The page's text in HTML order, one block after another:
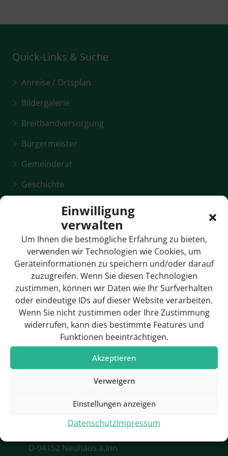
Einwilligung
verwalten
Um Ihnen die bestmögliche Erfahrung zu bieten,
verwenden wir Technologien wie Cookies, um
Geräteinformationen zu speichern und/oder darauf
zuzugreifen. Wenn Sie diesen Technologien
zustimmen, können wir Daten wie Ihr Surfverhalten
oder eindeutige IDs auf dieser Website verarbeiten.
Wenn Sie nicht zustimmen oder Ihre Zustimmung
widerrufen, kann dies bestimmte Features und
Funktionen beeinträchtigen.
Akzeptieren
Verweigern
Einstellungen anzeigen
DatenschutzImpressum
Quick-Links & Suche
Anreise / Ortsplan
Bildergalerie
Breitbandversorgung
Bürgermeister
Gemeinderat
Geschichte
Hotels & Pensionen
Rathaus / Ansprechpartner
Rathaus / Öffnungszeiten
Sehenswürdigkeiten
Städtebauförderung
Startseite / Home
Gemeinde Neuhaus a.Inn
D-94152 Neuhaus a.Inn